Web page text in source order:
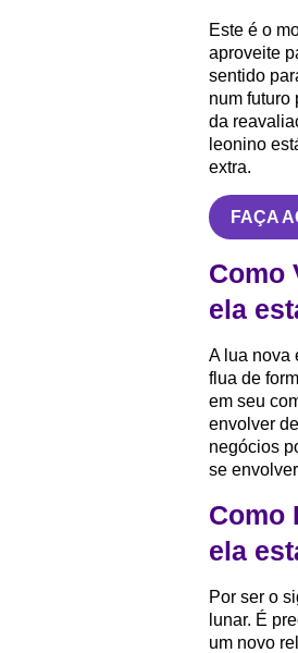
Este é o
aproveite
sentido
num futuro
da
leonino
extra.
FAÇA
Como
ela
A lua nova
flua de
em seu
envolver
negócios
se
Como
ela
Por ser o
lunar. É
um novo